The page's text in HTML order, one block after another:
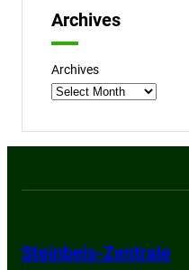
Archives
Archives
Steinbeis-Zentrale